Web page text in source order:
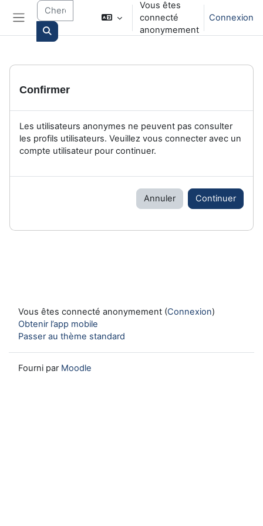
Passer au contenu principal
Panneau latéral
Vous êtes
connecté
anonymement
Connexion
Confirmer
Les utilisateurs anonymes ne peuvent pas consulter
les profils utilisateurs. Veuillez vous connecter avec un
compte utilisateur pour continuer.
Annuler Continuer
Vous êtes connecté anonymement (Connexion)
Obtenir l’app mobile
Passer au thème standard
Fourni par Moodle